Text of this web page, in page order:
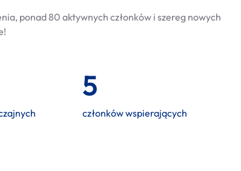
ponad 80 aktywnych członków i szereg nowych
5
członków wspierających